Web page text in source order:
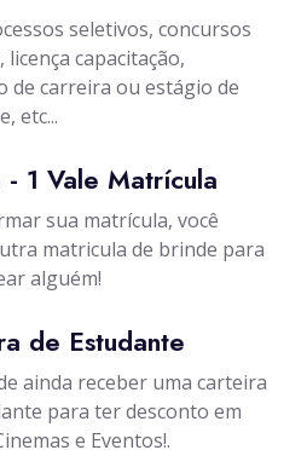
seletivos, concursos
licença capacitação,
de carreira ou estágio de
etc...
- 1 Vale Matrícula
sua matrícula, você
matricula de brinde para
alguém!
de Estudante
ainda receber uma carteira
para ter desconto em
e Eventos!.